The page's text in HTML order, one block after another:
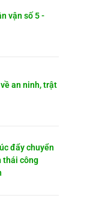
vận số 5 -
an ninh, trật
đẩy chuyển
thái công